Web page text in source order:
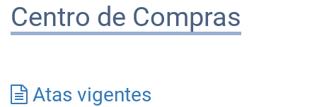
Centro de Compras
Atas vigentes